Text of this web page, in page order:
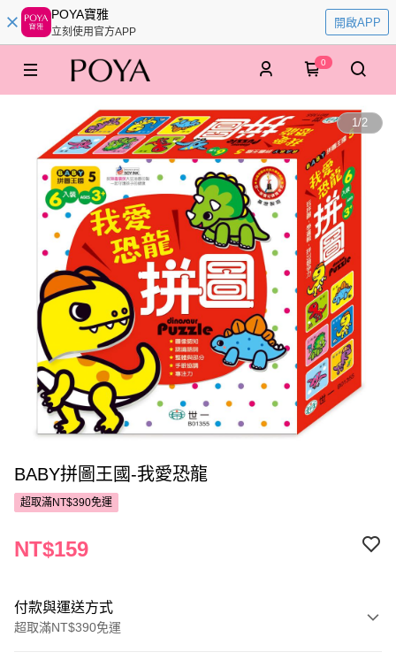
POYA寶雅
立刻使用官方APP
開啟APP
0
1/2
BABY拼圖王國-我愛恐龍
超取滿NT$390免運
NT$159
付款與運送方式
超取滿NT$390免運